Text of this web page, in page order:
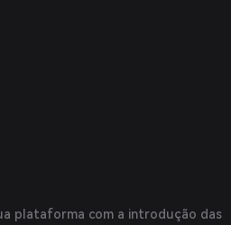
plataforma com a introdução das